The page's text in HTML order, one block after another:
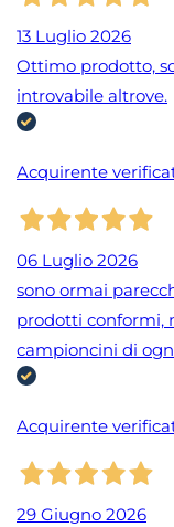
13 Luglio 2026
Ottimo prodotto,
introvabile altrove.
Acquirente
06 Luglio 2026
sono ormai
prodotti conformi,
campioncini di
Acquirente
29 Giugno 2026